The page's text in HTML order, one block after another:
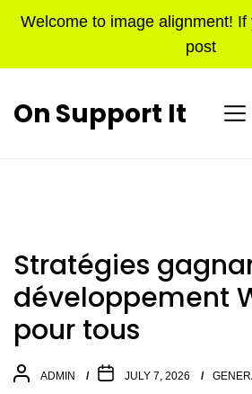
Welcome to image alignment!
post
On Support It
Stratégies
développement
pour tous
ADMIN JULY 7, 2026